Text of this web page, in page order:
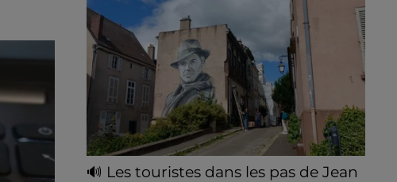
🔊 Les touristes dans les pas de Jean